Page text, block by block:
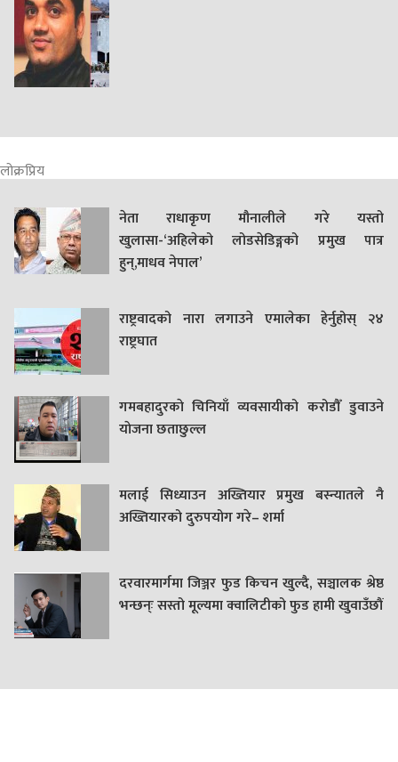
लोक्रप्रिय
नेता राधाकृण मौनालीले गरे यस्तो
खुलासा-‘अहिलेको लोडसेडिङ्गको प्रमुख पात्र
हुन्,माधव नेपाल’
राष्ट्रवादको नारा लगाउने एमालेका हेर्नुहोस् २४
राष्ट्रघात
गमबहादुरकाे चिनियाँ व्यवसायीको करोडौँ डुवाउने
याेजना छताछुल्ल
मलाई सिध्याउन अख्तियार प्रमुख बस्न्यातले नै
अख्तियारको दुरुपयोग गरे– शर्मा
दरवारमार्गमा जिञ्जर फुड किचन खुल्दै, सञ्चालक श्रेष्ठ
भन्छन्ः सस्तो मूल्यमा क्वालिटीको फुड हामी खुवाउँछौं